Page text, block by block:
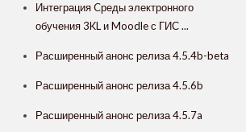
Интеграция Cреды электронного
обучения 3KL и Moodle с ГИС ...
Расширенный анонс релиза 4.5.4b-beta
Расширенный анонс релиза 4.5.6b
Расширенный анонс релиза 4.5.7a